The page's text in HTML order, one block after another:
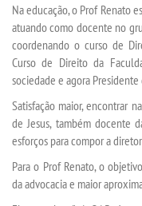
TCC
LOGIN
WEBMAIL
PORTAL DE ALUNOS
PORTAL DE
Na educação, o Prof Renato
atuando como docente no
coordenando o curso de
Curso de Direito da
sociedade e agora
Satisfação maior, encontrar
de Jesus, também docente
esforços para compor a
Para o Prof Renato, o
da advocacia e maior